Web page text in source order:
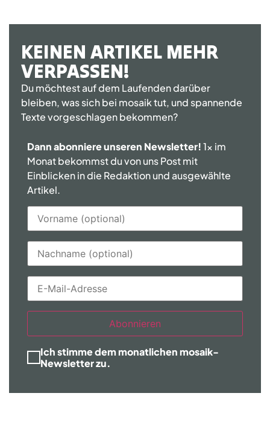
KEINEN ARTIKEL MEHR
VERPASSEN!
Du möchtest auf dem Laufenden darüber
bleiben, was sich bei mosaik tut, und spannende
Texte vorgeschlagen bekommen?
Dann abonniere unseren Newsletter!1x im
Monat bekommst du von uns Post mit
Einblicken in die Redaktion und ausgewählte
Artikel.
Abonnieren
Ich stimme dem monatlichen mosaik-
Newsletter zu.